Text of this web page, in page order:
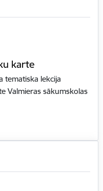
karte
tematiska lekcija
Valmieras sākumskolas